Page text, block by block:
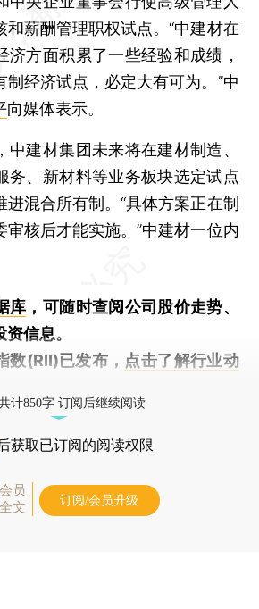
和薪酬管理职权试点。“中建材在
济方面积累了一些经验和成绩，
制经济试点，必定大有可为。”中
向媒体表示。
建材集团未来将在建材制造、
务、新材料等业务板块选定试点
混合所有制。“具体方案正在制
审核后才能实施。”中建材一位内
库 ，可随时查阅公司股价走势、
信息。
数(RII)已发布， 点击了解行业动
计850字 订阅后继续阅读
获取已订阅的阅读权限
员
文
订阅/会员升级